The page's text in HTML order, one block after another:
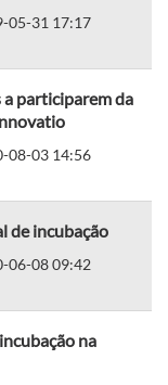
05-31 17:17
participarem da
08-03 14:56
de incubação
06-08 09:42
na